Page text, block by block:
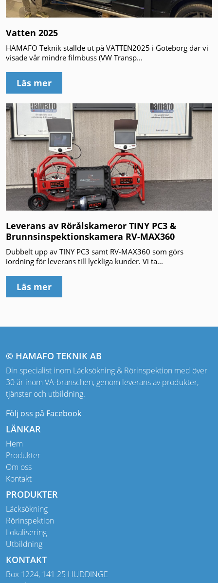
Vatten 2025
HAMAFO Teknik ställde ut på VATTEN2025 i Göteborg där vi
visade vår mindre filmbuss (VW Transp...
Läs mer
Leverans av Rörålskameror TINY PC3 &
Brunnsinspektionskamera RV-MAX360
Dubbelt upp av TINY PC3 samt RV-MAX360 som görs
iordning för leverans till lyckliga kunder. Vi ta...
Läs mer
© HAMAFO TEKNIK AB
Din specialist inom Läcksökning & Rörinspektion med över
30 år inom VA-branschen, genom leverans av produkter,
tjänster och utbildning.
Följ oss på Facebook
LÄNKAR
Hem
Produkter
Om oss
Kontakt
PRODUKTER
Läcksökning
Rörinspektion
Lokalisering
Utbildning
KONTAKT
Box 1224, 141 25 HUDDINGE